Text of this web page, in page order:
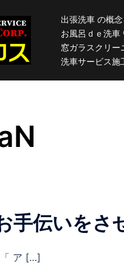
出張洗車 の概
お風呂ｄｅ洗車
窓ガラスクリー
洗車サービス施
手伝いをさ
「 ア […]